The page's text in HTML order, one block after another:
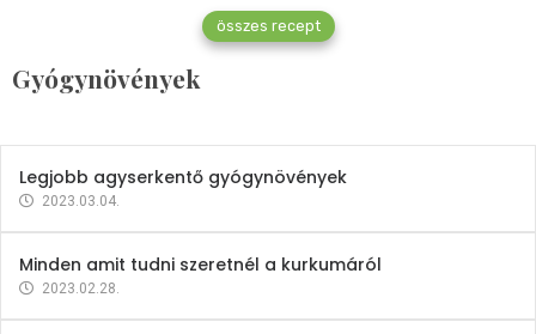
összes recept
Gyógynövények
Mindent a petrezselyemről
2023.12.21.
Legjobb agyserkentő gyógynövények
2023.03.04.
Minden amit tudni szeretnél a kurkumáról
2023.02.28.